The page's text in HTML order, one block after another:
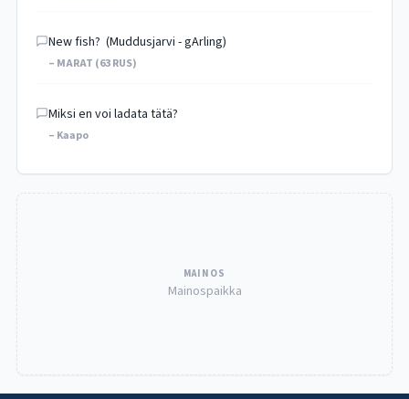
New fish? (Muddusjarvi - gArling)
– MARAT (63 RUS)
Miksi en voi ladata tätä?
– Kaapo
MAINOS
Mainospaikka